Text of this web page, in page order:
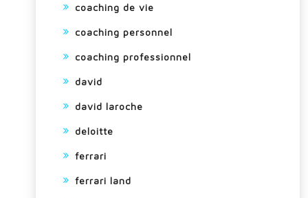
coaching de vie
coaching personnel
coaching professionnel
david
david laroche
deloitte
ferrari
ferrari land